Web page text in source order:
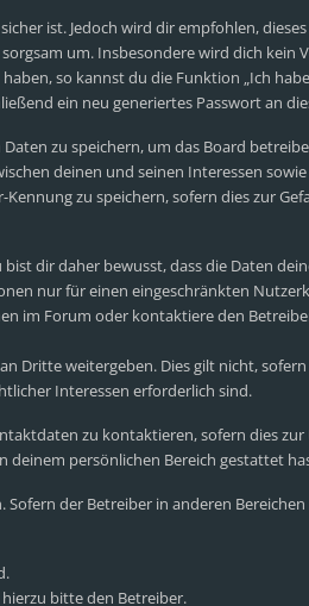
ist. Jedoch wird dir empfohlen,
um. Insbesondere wird dich
so kannst du die Funktion „Ich
ein neu generiertes Passwort an
zu speichern, um das Board
deinen und seinen Interessen
zu speichern, sofern dies zur
dir daher bewusst, dass die Daten
nur für einen eingeschränkten
im Forum oder kontaktiere den
weitergeben. Dies gilt nicht,
Interessen erforderlich sind.
zu kontaktieren, sofern dies
deinem persönlichen Bereich gestattet
der Betreiber in anderen
bitte den Betreiber.